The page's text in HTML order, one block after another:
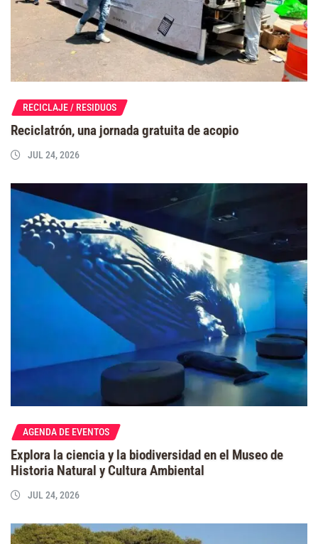
RECICLAJE / RESIDUOS
Reciclatrón, una jornada gratuita de acopio
JUL 24, 2026
AGENDA DE EVENTOS
Explora la ciencia y la biodiversidad en el Museo de
Historia Natural y Cultura Ambiental
JUL 24, 2026